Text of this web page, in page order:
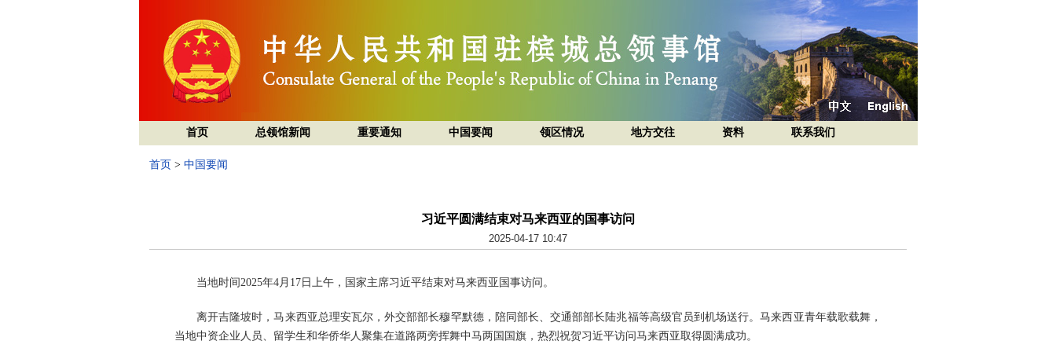
首页 总领馆新闻 重要通知 中国要闻 领区情况 地方交往 资料 联系我们
首页 > 中国要闻
习近平圆满结束对马来西亚的国事访问
2025-04-17 10:47
当地时间2025年4月17日上午，国家主席习近平结束对马来西亚国事访问。
离开吉隆坡时，马来西亚总理安瓦尔，外交部部长穆罕默德，陪同部长、交通部部长陆兆福等高级官员到机场送行。马来西亚青年载歌载舞，
当地中资企业人员、留学生和华侨华人聚集在道路两旁挥舞中马两国国旗，热烈祝贺习近平访问马来西亚取得圆满成功。